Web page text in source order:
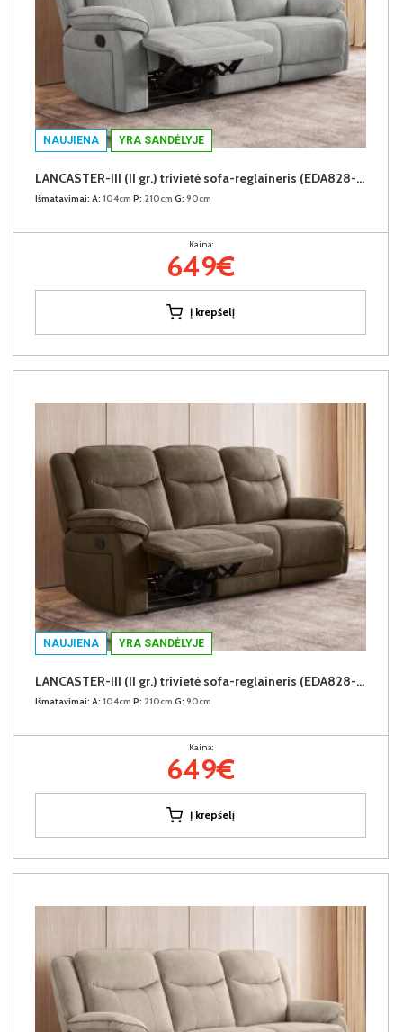
NAUJIENA YRA SANDĖLYJE
LANCASTER-III (II gr.) trivietė sofa-reglaineris (EDA828-10 Pilkas)
Išmatavimai: A: 104cm P: 210cm G: 90cm
Kaina:
649€
Į krepšelį
NAUJIENA YRA SANDĖLYJE
LANCASTER-III (II gr.) trivietė sofa-reglaineris (EDA828-05 Rudas)
Išmatavimai: A: 104cm P: 210cm G: 90cm
Kaina:
649€
Į krepšelį